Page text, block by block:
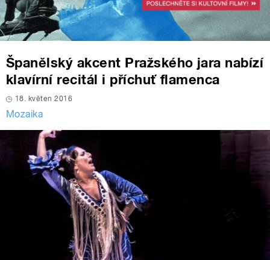
Španělský akcent Pražského jara nabízí
klavírní recitál i příchuť flamenca
18. květen 2016
Mozaika